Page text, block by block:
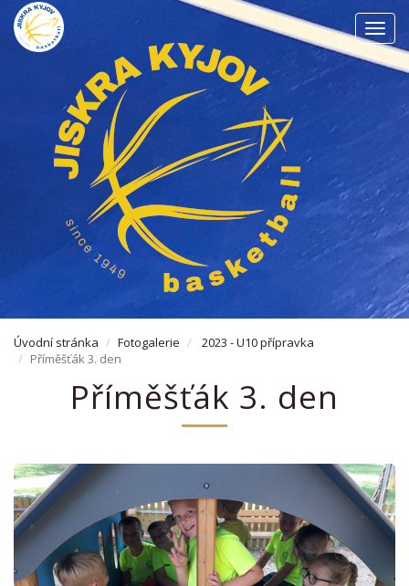
Úvodní stránka Fotogalerie
2023 - U10 přípravka
Příměšťák 3. den
Příměšťák 3. den